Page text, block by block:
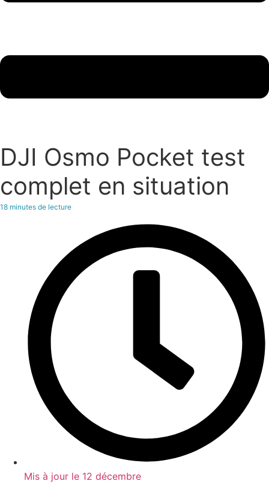
DJI Osmo Pocket test
complet en situation
18 minutes de lecture
Mis à jour le 12 décembre